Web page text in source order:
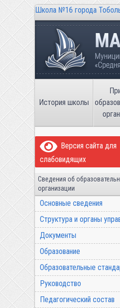
Школа №16 города
Школа №16
Муниципальное
имени В.П.
История школы
Версия сайта для
слабовидящих
Сведения об
организации
Основные сведения
Документы
Образование
Руководство
Педагогический состав